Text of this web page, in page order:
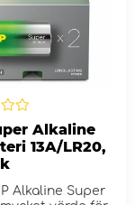
Alkaline
13A/LR20,
Alkaline Super